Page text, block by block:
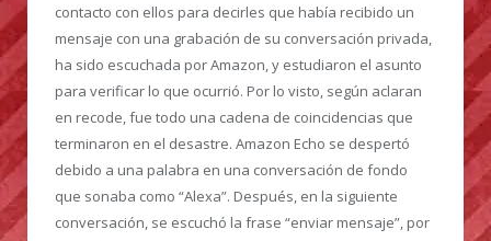
contacto con ellos para decirles que había recibido un
mensaje con una grabación de su conversación privada,
ha sido escuchada por Amazon, y estudiaron el asunto
para verificar lo que ocurrió. Por lo visto, según aclaran
en recode, fue todo una cadena de coincidencias que
terminaron en el desastre. Amazon Echo se despertó
debido a una palabra en una conversación de fondo
que sonaba como “Alexa”. Después, en la siguiente
conversación, se escuchó la frase “enviar mensaje”, por